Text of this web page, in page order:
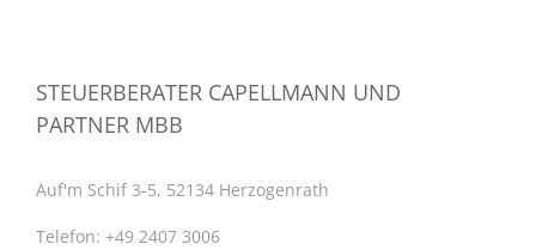
STEUERBERATER CAPELLMANN UND
PARTNER MBB
Auf'm Schif 3-5, 52134 Herzogenrath
Telefon: +49 2407 3006